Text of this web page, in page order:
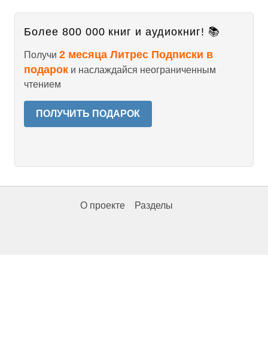
Более 800 000 книг и аудиокниг! 📚
Получи 2 месяца Литрес Подписки в
подарок и наслаждайся неограниченным
чтением
ПОЛУЧИТЬ ПОДАРОК
О проекте Разделы